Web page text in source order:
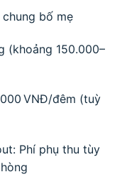
bố mẹ
(khoảng 150.000–
VNĐ/đêm (tuỳ
Phí phụ thu tùy